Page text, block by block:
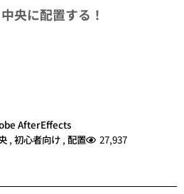
央に配置する！
AfterEffects
, 初心者向け , 配置 27,937